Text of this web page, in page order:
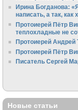
Ирина Богданова:
написать, а так, как
Протоиерей Пётр
теплохладные не
Протоиерей Андрей
Протоиерей Пётр
Писатель Сергей
Новые статьи